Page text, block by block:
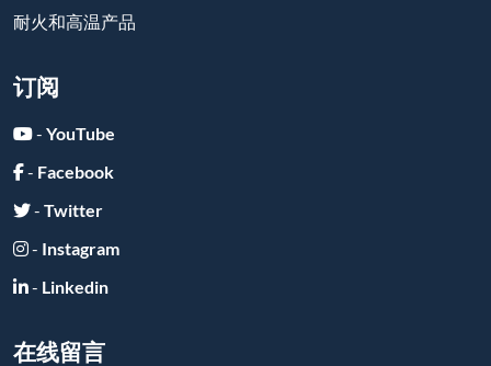
耐火和高温产品
订阅
- YouTube
- Facebook
- Twitter
- Instagram
- Linkedin
在线留言